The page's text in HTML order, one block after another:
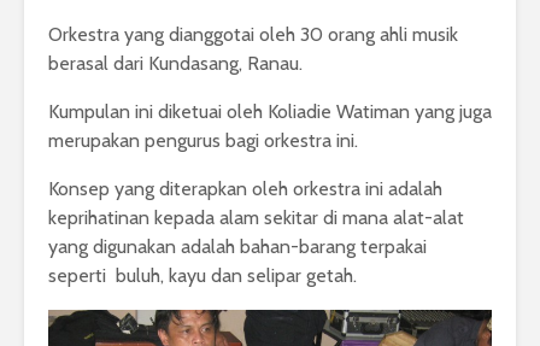
Orkestra yang dianggotai oleh 30 orang ahli musik
berasal dari Kundasang, Ranau.
Kumpulan ini diketuai oleh Koliadie Watiman yang juga
merupakan pengurus bagi orkestra ini.
Konsep yang diterapkan oleh orkestra ini adalah
keprihatinan kepada alam sekitar di mana alat-alat
yang digunakan adalah bahan-barang terpakai
seperti buluh, kayu dan selipar getah.